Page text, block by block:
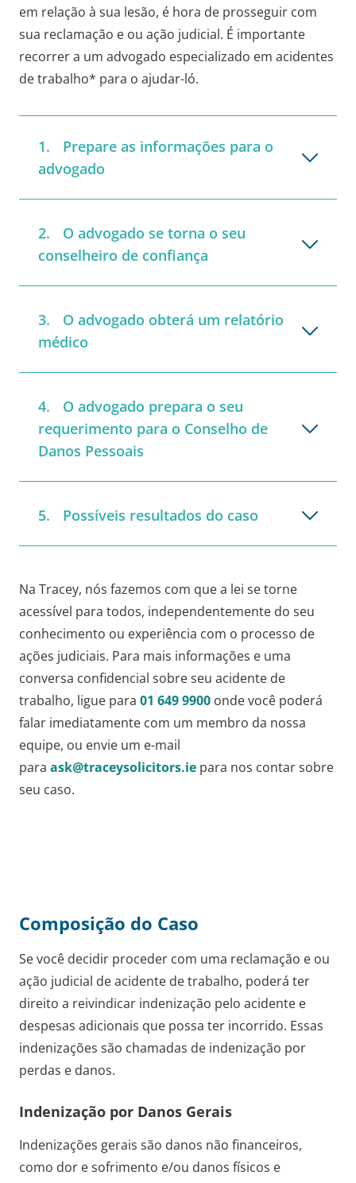
em relação à sua lesão, é hora de prosseguir com
sua reclamação e ou ação judicial. É importante
recorrer a um advogado especializado em acidentes
de trabalho* para o ajudar-ló.
Prepare as informações para o
advogado
O advogado se torna o seu
conselheiro de confiança
O advogado obterá um relatório
médico
O advogado prepara o seu
requerimento para o Conselho de
Danos Pessoais
Possíveis resultados do caso
Na Tracey, nós fazemos com que a lei se torne
acessível para todos, independentemente do seu
conhecimento ou experiência com o processo de
ações judiciais. Para mais informações e uma
conversa confidencial sobre seu acidente de
trabalho, ligue para 01 649 9900 onde você poderá
falar imediatamente com um membro da nossa
equipe, ou envie um e-mail
para ask@traceysolicitors.ie para nos contar sobre
seu caso.
Composição do Caso
Se você decidir proceder com uma reclamação e ou
ação judicial de acidente de trabalho, poderá ter
direito a reivindicar indenização pelo acidente e
despesas adicionais que possa ter incorrido. Essas
indenizações são chamadas de indenização por
perdas e danos.
Indenização por Danos Gerais
Indenizações gerais são danos não financeiros,
como dor e sofrimento e/ou danos físicos e